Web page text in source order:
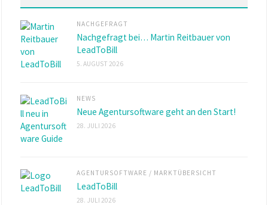
NACHGEFRAGT
Nachgefragt bei… Martin Reitbauer von
LeadToBill
5. AUGUST 2026
NEWS
Neue Agentursoftware geht an den Start!
28. JULI 2026
AGENTURSOFTWARE / MARKTÜBERSICHT
LeadToBill
28. JULI 2026